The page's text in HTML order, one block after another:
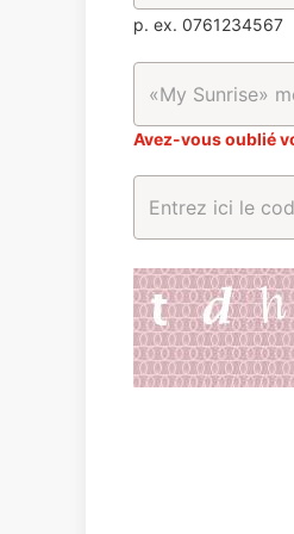
p. ex. 0761234567
Avez-vous oublié